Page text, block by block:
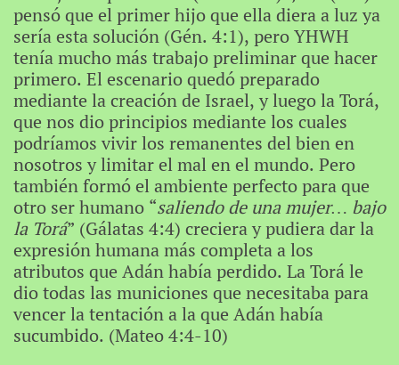
pensó que el primer hijo que ella diera a luz ya
sería esta solución (Gén. 4:1), pero YHWH
tenía mucho más trabajo preliminar que hacer
primero. El escenario quedó preparado
mediante la creación de Israel, y luego la Torá,
que nos dio principios mediante los cuales
podríamos vivir los remanentes del bien en
nosotros y limitar el mal en el mundo. Pero
también formó el ambiente perfecto para que
otro ser humano “saliendo de una mujer… bajo
la Torá” (Gálatas 4:4) creciera y pudiera dar la
expresión humana más completa a los
atributos que Adán había perdido. La Torá le
dio todas las municiones que necesitaba para
vencer la tentación a la que Adán había
sucumbido. (Mateo 4:4-10)